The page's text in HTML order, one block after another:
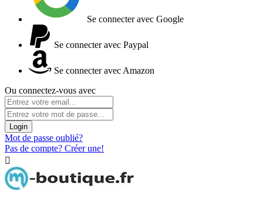
Se connecter avec Google
Se connecter avec Paypal
Se connecter avec Amazon
Ou connectez-vous avec
Login
Mot de passe oublié?
Pas de compte? Créer une!
